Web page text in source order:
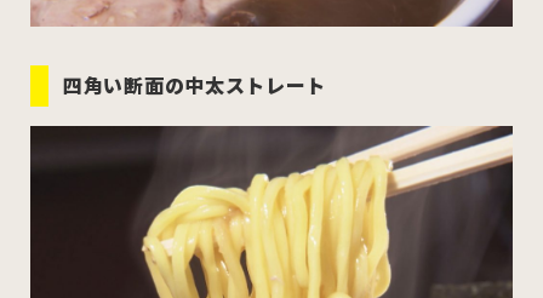
四角い断面の中太ストレート